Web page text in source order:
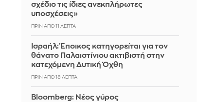
σχέδιο τις ίδιες ανεκπλήρωτες
υποσχέσεις»
ΠΡΙΝ ΑΠΌ 11 ΛΕΠΤΆ
Ισραήλ: Έποικος κατηγορείται για τον
θάνατο Παλαιστίνιου ακτιβιστή στην
κατεχόμενη Δυτική Όχθη
ΠΡΙΝ ΑΠΌ 18 ΛΕΠΤΆ
Bloomberg: Νέος γύρος